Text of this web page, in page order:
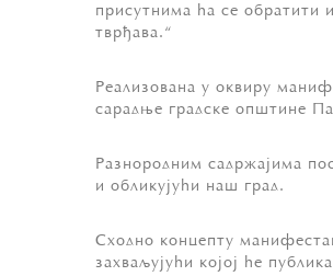
присутнима ћа се обратити
тврђава.“
Реализована у оквиру
сарадње градске општине
Разнородним садржајима
и обликујући наш град.
Сходно концепту
захваљујући којој ће